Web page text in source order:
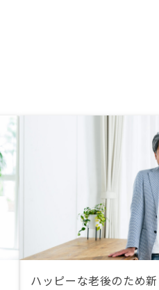
ハッピーな老後のため新